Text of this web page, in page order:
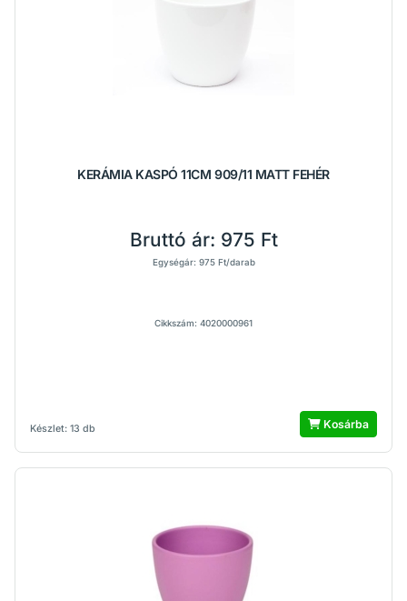
KERÁMIA KASPÓ 11CM 909/11 MATT FEHÉR
Készlet: 13 db
Bruttó ár: 975 Ft
Egységár: 975 Ft/darab
Cikkszám: 4020000961
Kosárba